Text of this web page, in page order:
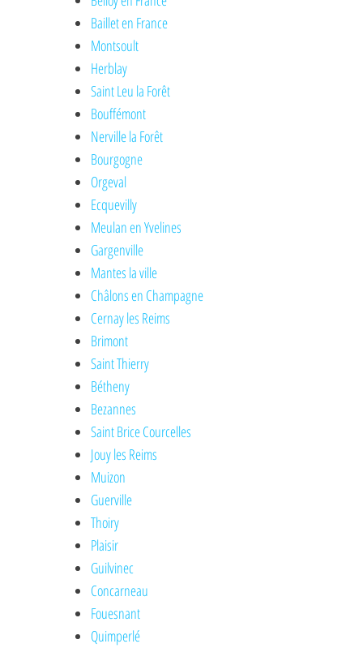
Baillet en France
Montsoult
Herblay
Saint Leu la Forêt
Bouffémont
Nerville la Forêt
Bourgogne
Orgeval
Ecquevilly
Meulan en Yvelines
Gargenville
Mantes la ville
Châlons en Champagne
Cernay les Reims
Brimont
Saint Thierry
Bétheny
Bezannes
Saint Brice Courcelles
Jouy les Reims
Muizon
Guerville
Thoiry
Plaisir
Guilvinec
Concarneau
Fouesnant
Quimperlé